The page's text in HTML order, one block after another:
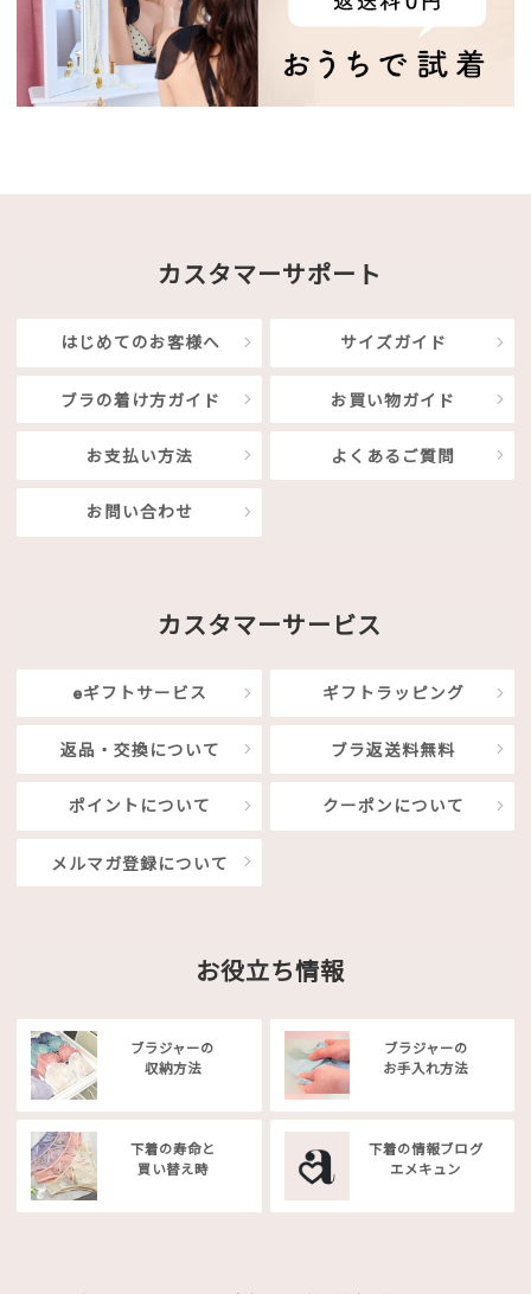
カスタマーサポート
はじめてのお客様へ サイズガイド
ブラの着け方ガイド お買い物ガイド
お支払い方法 よくあるご質問
お問い合わせ
カスタマーサービス
eギフトサービス ギフトラッピング
返品・交換について ブラ返送料無料
ポイントについて クーポンについて
メルマガ登録について
お役立ち情報
ブラジャーの
収納方法
ブラジャーの
お手入れ方法
下着の寿命と
買い替え時
下着の情報ブログ
エメキュン